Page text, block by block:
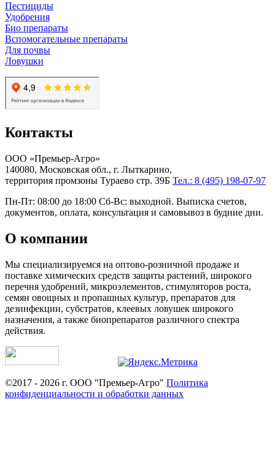
Пестициды
Удобрения
Био препараты
Вспомогательные препараты
Для почвы
Ловушки
Контакты
ООО «Премьер-Агро»
140080, Московская обл., г. Лыткарино,
территория промзоны Тураево стр. 39Б Тел.: 8 (495) 198-07-97
Пн-Пт: 08:00 до 18:00 Сб-Вс: выходной. Выписка счетов,
документов, оплата, консультация и самовывоз в будние дни.
О компании
Мы специализируемся на оптово-розничной продаже и
поставке химических средств защиты растений, широкого
перечня удобрений, микроэлементов, стимуляторов роста,
семян овощных и пропашных культур, препаратов для
дезинфекции, субстратов, клеевых ловушек широкого
назначения, а также биопрепаратов различного спектра
действия.
©2017 - 2026 г. ООО "Премьер-Агро" Политика
конфиденциальности и обработки данных